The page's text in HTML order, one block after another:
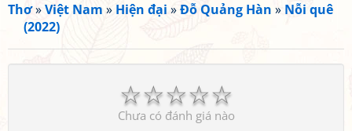
Thơ»Việt Nam » Hiện đại »Đỗ Quảng Hàn » Nỗi quê
(2022)
☆
☆
☆
☆
☆
Chưa có đánh giá nào